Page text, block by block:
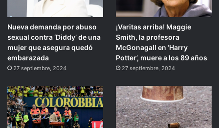
Nueva demanda por abuso
sexual contra ‘Diddy’ de una
mujer que asegura quedó
embarazada
27 septiembre, 2024
¡Varitas arriba! Maggie
Smith, la profesora
McGonagall en ‘Harry
Potter’, muere a los 89 años
27 septiembre, 2024